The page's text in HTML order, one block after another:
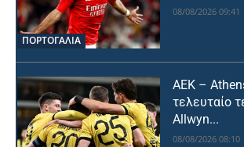
ΠΟΡΤΟΓΑΛΙΑ
08/08/2026 09:41
ΑΕΚ –
τελευταίο
Allwyn...
08/08/2026 08:10